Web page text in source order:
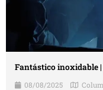
Fantástico inoxidable
08/08/2025